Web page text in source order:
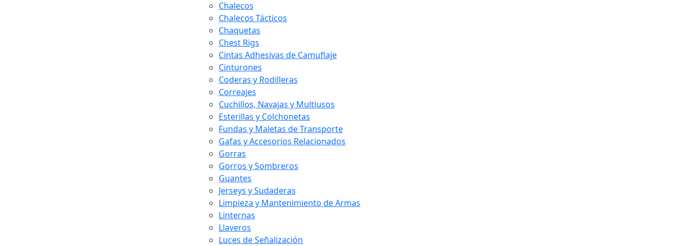
Chalecos
Chalecos Tácticos
Chaquetas
Chest Rigs
Cintas Adhesivas de Camuflaje
Cinturones
Coderas y Rodilleras
Correajes
Cuchillos, Navajas y Multiusos
Esterillas y Colchonetas
Fundas y Maletas de Transporte
Gafas y Accesorios Relacionados
Gorras
Gorros y Sombreros
Guantes
Jerseys y Sudaderas
Limpieza y Mantenimiento de Armas
Linternas
Llaveros
Luces de Señalización